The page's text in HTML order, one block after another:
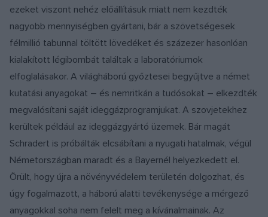
ezeket viszont nehéz előállításuk miatt nem kezdték
nagyobb mennyiségben gyártani, bár a szövetségesek
félmillió tabunnal töltött lövedéket és százezer hasonlóan
kialakított légibombát találtak a laboratóriumok
elfoglalásakor. A világháború győztesei begyűjtve a német
kutatási anyagokat – és nemritkán a tudósokat – elkezdték
megvalósítani saját ideggázprogramjukat. A szovjetekhez
kerültek például az ideggázgyártó üzemek. Bár magát
Schradert is próbálták elcsábítani a nyugati hatalmak, végül
Németországban maradt és a Bayernél helyezkedett el.
Örült, hogy újra a növényvédelem területén dolgozhat, és
úgy fogalmazott, a háború alatti tevékenysége a mérgező
anyagokkal soha nem felelt meg a kívánalmainak. Az